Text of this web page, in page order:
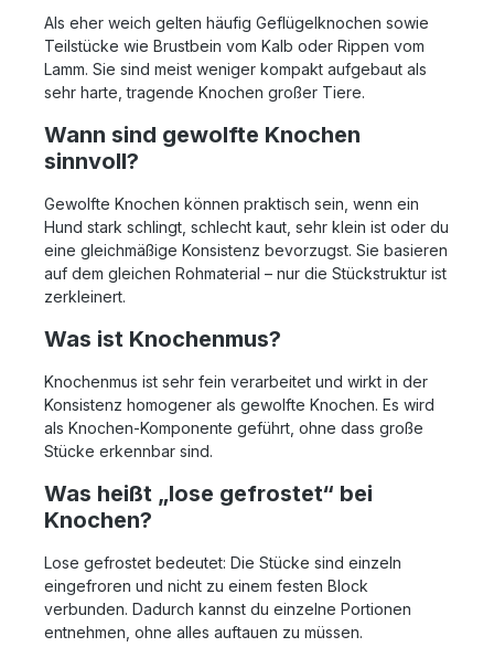
Als eher weich gelten häufig Geflügelknochen sowie
Teilstücke wie Brustbein vom Kalb oder Rippen vom
Lamm. Sie sind meist weniger kompakt aufgebaut als
sehr harte, tragende Knochen großer Tiere.
Wann sind gewolfte Knochen
sinnvoll?
Gewolfte Knochen können praktisch sein, wenn ein
Hund stark schlingt, schlecht kaut, sehr klein ist oder du
eine gleichmäßige Konsistenz bevorzugst. Sie basieren
auf dem gleichen Rohmaterial – nur die Stückstruktur ist
zerkleinert.
Was ist Knochenmus?
Knochenmus ist sehr fein verarbeitet und wirkt in der
Konsistenz homogener als gewolfte Knochen. Es wird
als Knochen-Komponente geführt, ohne dass große
Stücke erkennbar sind.
Was heißt „lose gefrostet“ bei
Knochen?
Lose gefrostet bedeutet: Die Stücke sind einzeln
eingefroren und nicht zu einem festen Block
verbunden. Dadurch kannst du einzelne Portionen
entnehmen, ohne alles auftauen zu müssen.